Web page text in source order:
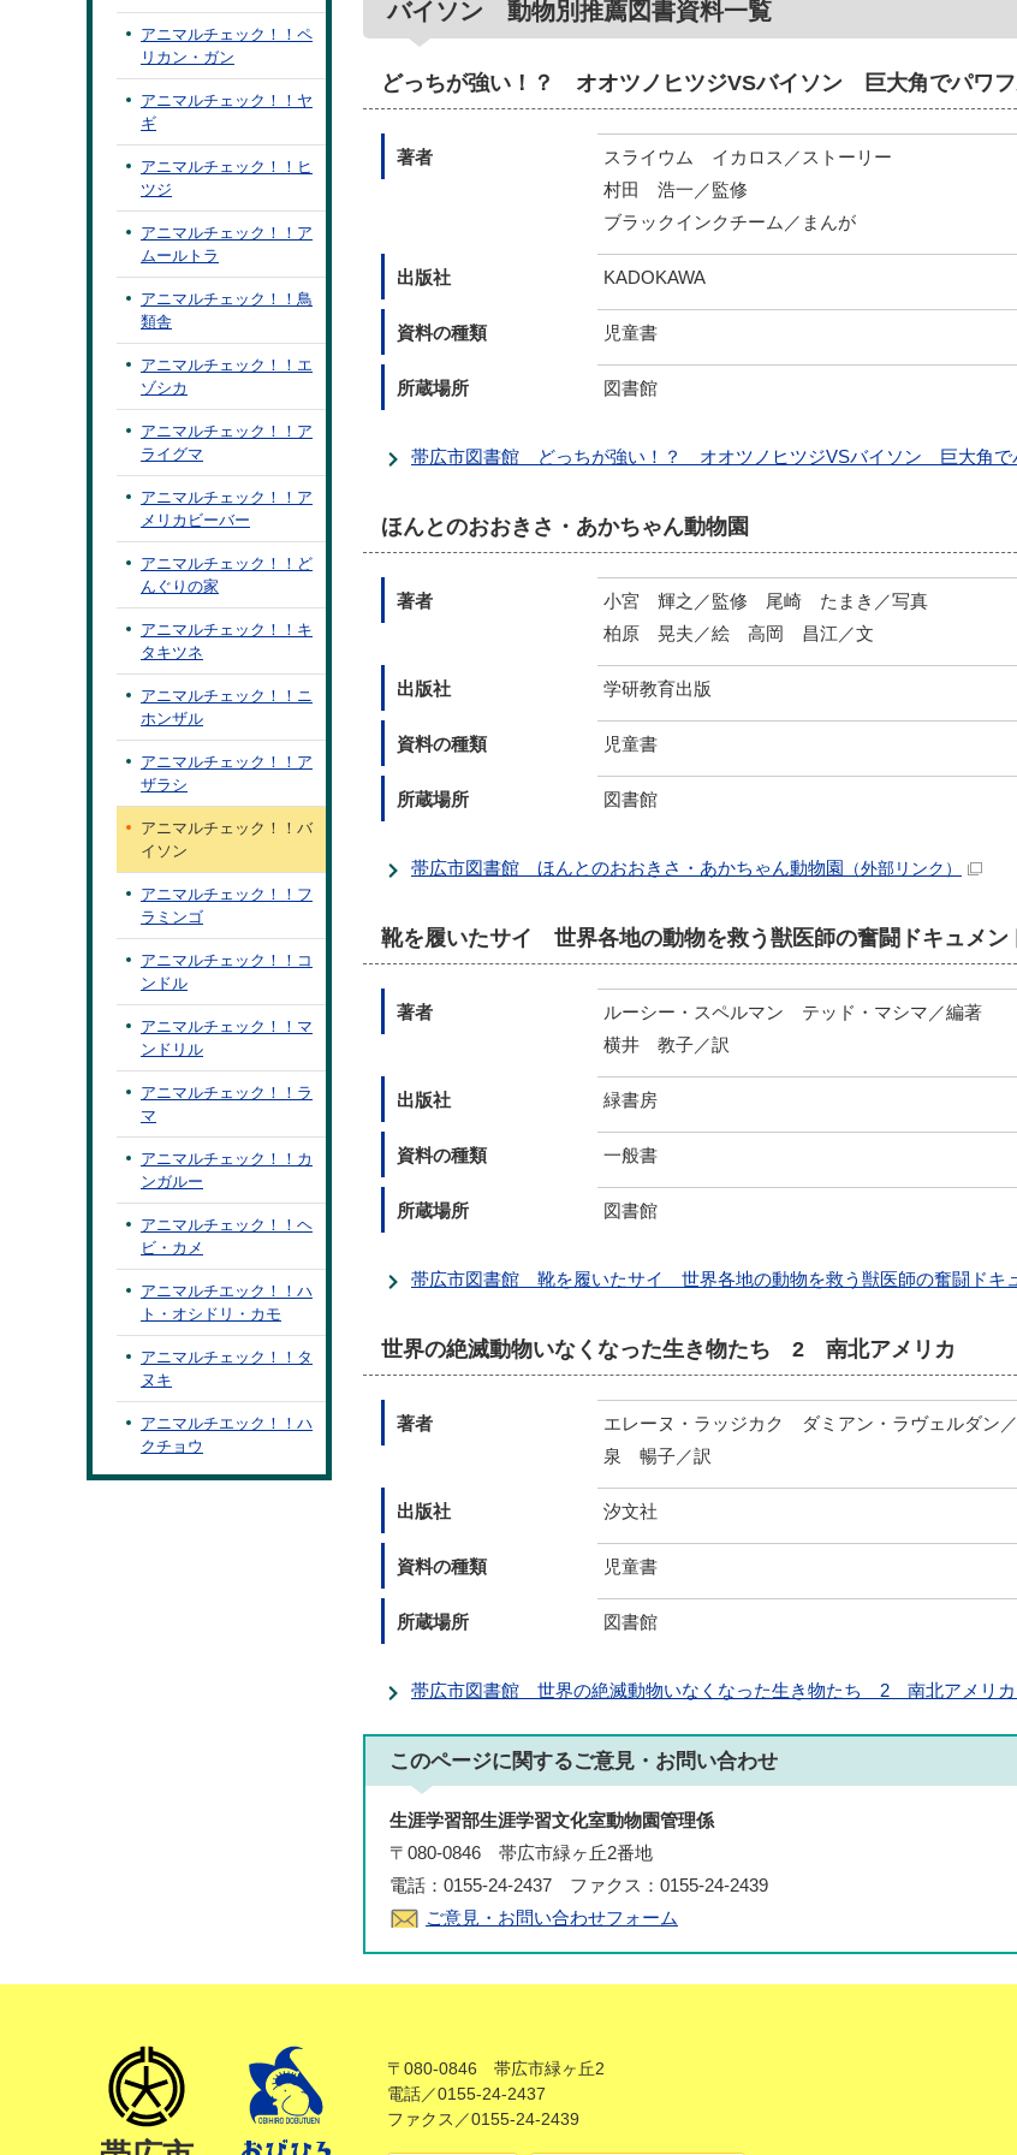
バイソン 動物別推薦図書資料一覧
どっちが強い！？ オオツノヒツジVSバイソン 巨大角でパワ
著者
スライウム イカロス／ストーリー
村田 浩一／監修
ブラックインクチーム／まんが
出版社 KADOKAWA
資料の種類 児童書
所蔵場所 図書館
帯広市図書館 どっちが強い！？ オオツノヒツジVSバイソン 巨大角で
ほんとのおおきさ・あかちゃん動物園
著者
小宮 輝之／監修 尾崎 たまき／写真
柏原 晃夫／絵 高岡 昌江／文
出版社 学研教育出版
資料の種類 児童書
所蔵場所 図書館
帯広市図書館 ほんとのおおきさ・あかちゃん動物園 （外部リンク）
靴を履いたサイ 世界各地の動物を救う獣医師の奮闘ドキュメン
著者
ルーシー・スペルマン テッド・マシマ／編著
横井 教子／訳
出版社 緑書房
資料の種類 一般書
所蔵場所 図書館
帯広市図書館 靴を履いたサイ 世界各地の動物を救う獣医師の奮闘ドキ
世界の絶滅動物いなくなった生き物たち 2 南北アメリカ
著者
エレーヌ・ラッジカク ダミアン・ラヴェルダ
泉 暢子／訳
出版社 汐文社
資料の種類 児童書
所蔵場所 図書館
帯広市図書館 世界の絶滅動物いなくなった生き物たち 2 南北アメリカ
このページに関するご意見・お問い合わせ
生涯学習部生涯学習文化室動物園管理係
〒080-0846 帯広市緑ヶ丘2番地
電話：0155-24-2437 ファクス：0155-24-2439
ご意見・お問い合わせフォーム
アニマルチェック！！ペ
リカン・ガン
アニマルチェック！！ヤ
ギ
アニマルチェック！！ヒ
ツジ
アニマルチェック！！ア
ムールトラ
アニマルチェック！！鳥
類舎
アニマルチェック！！エ
ゾシカ
アニマルチェック！！ア
ライグマ
アニマルチェック！！ア
メリカビーバー
アニマルチェック！！ど
んぐりの家
アニマルチェック！！キ
タキツネ
アニマルチェック！！ニ
ホンザル
アニマルチェック！！ア
ザラシ
アニマルチェック！！バ
イソン
アニマルチェック！！フ
ラミンゴ
アニマルチェック！！コ
ンドル
アニマルチェック！！マ
ンドリル
アニマルチェック！！ラ
マ
アニマルチェック！！カ
ンガルー
アニマルチェック！！ヘ
ビ・カメ
アニマルチエック！！ハ
ト・オシドリ・カモ
アニマルチェック！！タ
ヌキ
アニマルチエック！！ハ
クチョウ
〒080-0846 帯広市緑ヶ丘2
電話／0155-24-2437
ファクス／0155-24-2439